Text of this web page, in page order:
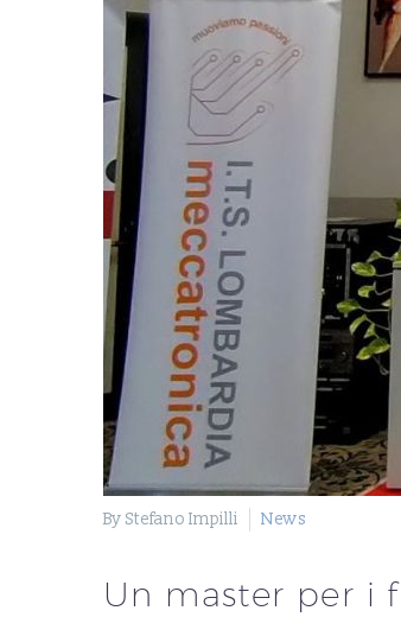
By Stefano Impilli News
Un master per i